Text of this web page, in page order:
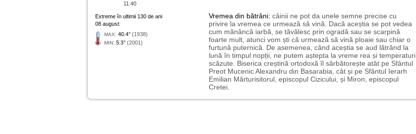
Extreme în ultimii 130 de ani
08 august:
MAX: 40.4° (1938)
MIN: 5.3° (2001)
Vremea din bătrâni: câinii ne pot da unele semne precise cu
privire la vremea ce urmează să vină. Dacă aceștia se pot vedea
cum mănâncă iarbă, se tăvălesc prin ogradă sau se scarpină
foarte mult, atunci vom ști că urmează să vină ploaie sau chiar o
furtună puternică. De asemenea, când aceștia se aud lătrând la
lună în timpul nopții, ne putem aștepta la vreme rea și temperaturi
scăzute. Biserica creștină ortodoxă îl sărbătorește atât pe Sfântul
Preot Mucenic Alexandru din Basarabia, cât și pe Sfântul Ierarh
Emilian Mărturisitorul, episcopul Cizicului, și Miron, episcopul
Cretei.
11:40